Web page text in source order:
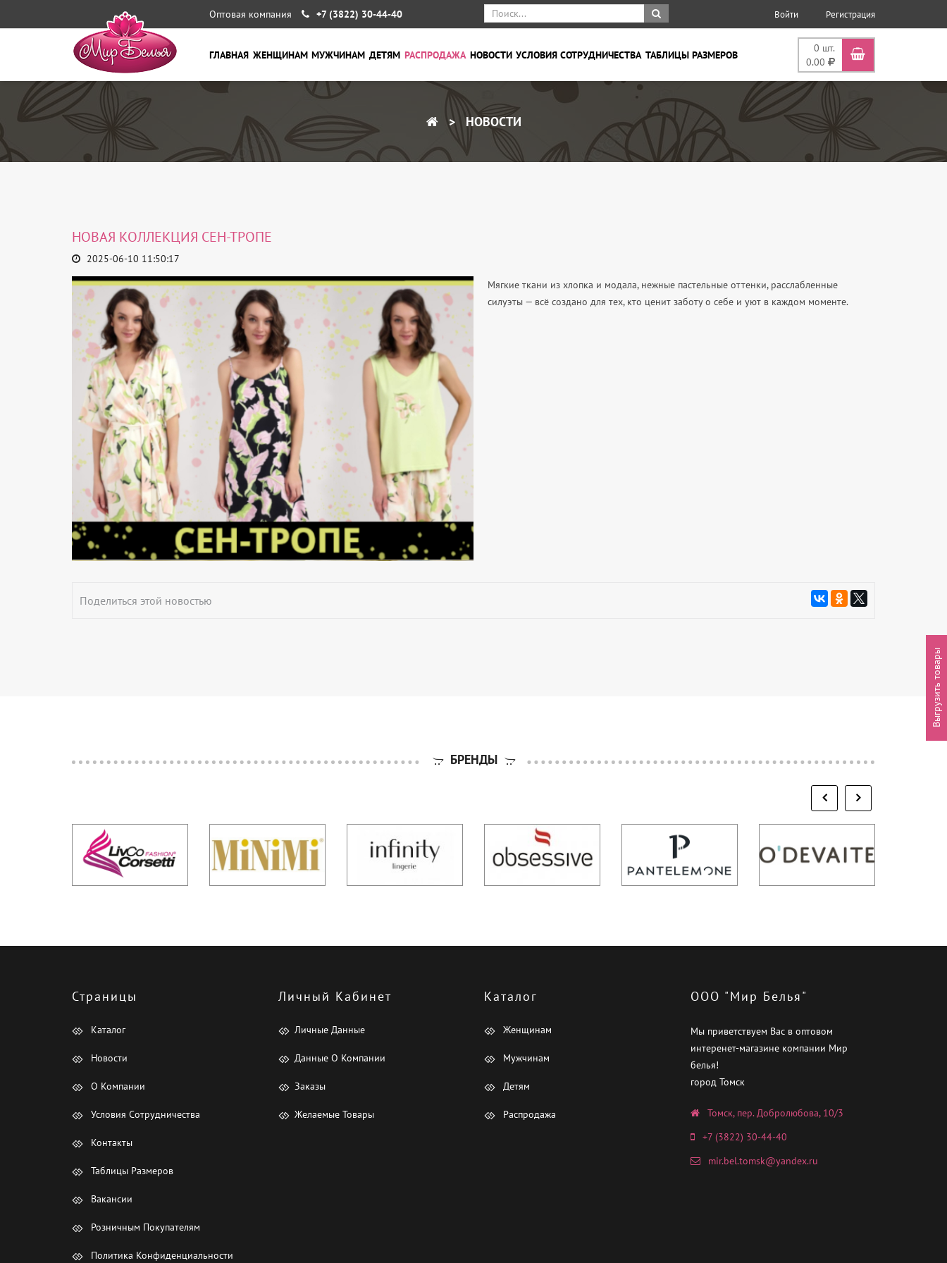
Оптовая компания +7 (3822) 30-44-40 Войти Регистрация
0 шт.
0.00
ГЛАВНАЯ ЖЕНЩИНАМ МУЖЧИНАМ ДЕТЯМ РАСПРОДАЖА НОВОСТИ УСЛОВИЯ СОТРУДНИЧЕСТВА ТАБЛИЦЫ РАЗМЕРОВ
НОВОСТИ
НОВАЯ КОЛЛЕКЦИЯ СЕН-ТРОПЕ
2025-06-10 11:50:17
Мягкие ткани из хлопка и модала, нежные пастельные оттенки, расслабленные
силуэты — всё создано для тех, кто ценит заботу о себе и уют в каждом моменте.
Поделиться этой новостью
БРЕНДЫ
Страницы
Каталог
Новости
О Компании
Условия Сотрудничества
Контакты
Таблицы Размеров
Вакансии
Розничным Покупателям
Политика Конфиденциальности
Личный Кабинет
Личные Данные
Данные О Компании
Заказы
Желаемые Товары
Каталог
Женщинам
Мужчинам
Детям
Распродажа
ООО "Мир Белья"
Мы приветствуем Вас в оптовом
интеренет-магазине компании Мир
белья!
город Томск
Томск, пер. Добролюбова, 10/3
+7 (3822) 30-44-40
mir.bel.tomsk@yandex.ru
Выгрузить товары